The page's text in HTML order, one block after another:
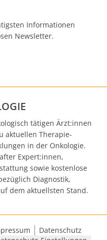
Informationen
Newsletter.
tätigen Ärzt:innen
aktuellen Therapie-
in der Onkologie.
Expert:innen,
sowie kostenlose
Diagnostik,
dem aktuellsten Stand.
Datenschutz